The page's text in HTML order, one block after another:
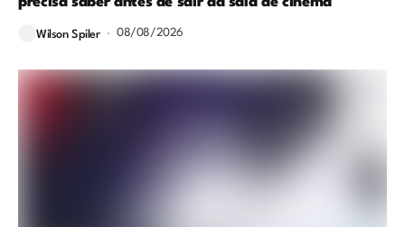
Wilson Spiler 08/08/2026